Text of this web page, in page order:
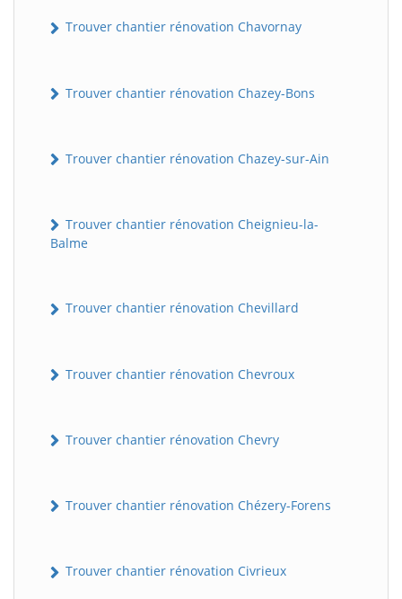
Trouver chantier rénovation Chavornay
Trouver chantier rénovation Chazey-Bons
Trouver chantier rénovation Chazey-sur-Ain
Trouver chantier rénovation Cheignieu-la-
Balme
Trouver chantier rénovation Chevillard
Trouver chantier rénovation Chevroux
Trouver chantier rénovation Chevry
Trouver chantier rénovation Chézery-Forens
Trouver chantier rénovation Civrieux